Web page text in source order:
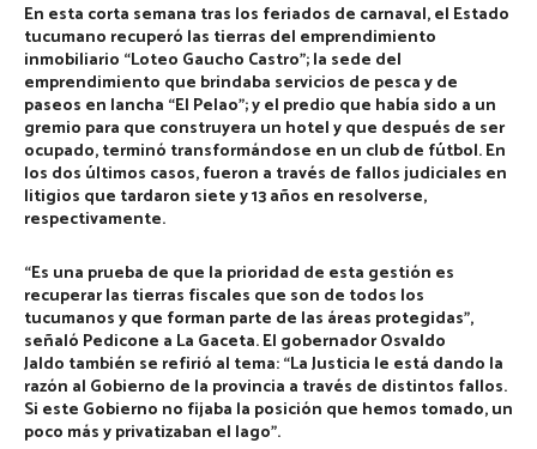
En esta corta semana tras los feriados de carnaval, el Estado
tucumano recuperó las tierras del emprendimiento
inmobiliario “Loteo Gaucho Castro”; la sede del
emprendimiento que brindaba servicios de pesca y de
paseos en lancha “El Pelao”; y el predio que había sido a un
gremio para que construyera un hotel y que después de ser
ocupado, terminó transformándose en un club de fútbol. En
los dos últimos casos, fueron a través de fallos judiciales en
litigios que tardaron siete y 13 años en resolverse,
respectivamente.
“Es una prueba de que la prioridad de esta gestión es
recuperar las tierras fiscales que son de todos los
tucumanos y que forman parte de las áreas protegidas”,
señaló Pedicone a La Gaceta. El gobernadorOsvaldo
Jaldo también se refirió al tema: “La Justicia le está dando la
razón al Gobierno de la provincia a través de distintos fallos.
Si este Gobierno no fijaba la posición que hemos tomado, un
poco más y privatizaban el lago”.